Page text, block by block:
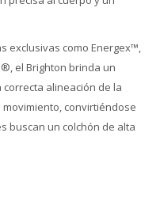
exclusivas como Energex™,
el Brighton brinda un
alineación de la
convirtiéndose
buscan un colchón de alta